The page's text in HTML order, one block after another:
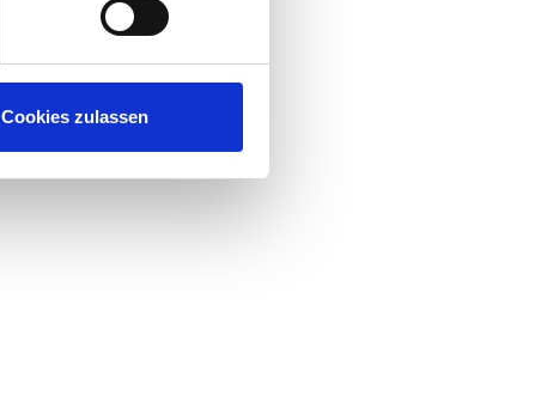
Cookies zulassen